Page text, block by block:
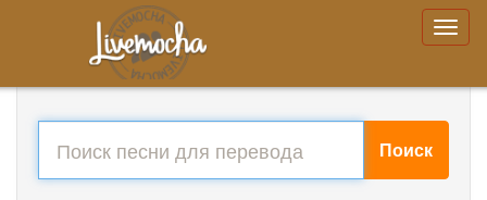
Поиск